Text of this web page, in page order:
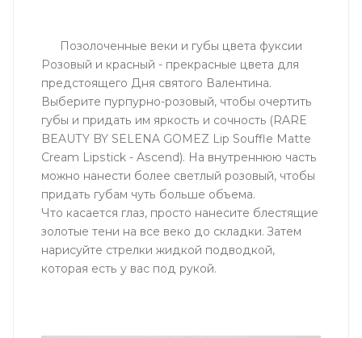
Позолоченные веки и губы цвета фуксии
Розовый и красный - прекрасные цвета для
предстоящего Дня святого Валентина.
Выберите пурпурно-розовый, чтобы очертить
губы и придать им яркость и сочность (RARE
BEAUTY BY SELENA GOMEZ Lip Souffle Matte
Cream Lipstick - Ascend). На внутреннюю часть
можно нанести более светлый розовый, чтобы
придать губам чуть больше объема.
Что касается глаз, просто нанесите блестящие
золотые тени на все веко до складки. Затем
нарисуйте стрелки жидкой подводкой,
которая есть у вас под рукой.